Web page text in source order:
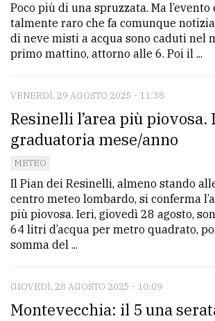
Poco più di una spruzzata. Ma l’evento
talmente raro che fa comunque
di neve misti a acqua sono caduti nel
primo mattino, attorno alle 6. Poi il ...
VENERDÌ, 29 AGOSTO 2025 - 11:38
Resinelli l’area più piovosa.
graduatoria mese/anno
METEO
Il Pian dei Resinelli, almeno stando
centro meteo lombardo, si conferma
più piovosa. Ieri, giovedì 28 agosto,
64 litri d’acqua per metro quadrato,
somma del ...
GIOVEDÌ, 28 AGOSTO 2025 - 10:09
Montevecchia: il 5 una